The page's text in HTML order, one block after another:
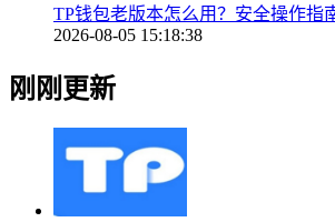
TP钱包老版本怎么用？安全操作指
2026-08-05 15:18:38
刚刚更新